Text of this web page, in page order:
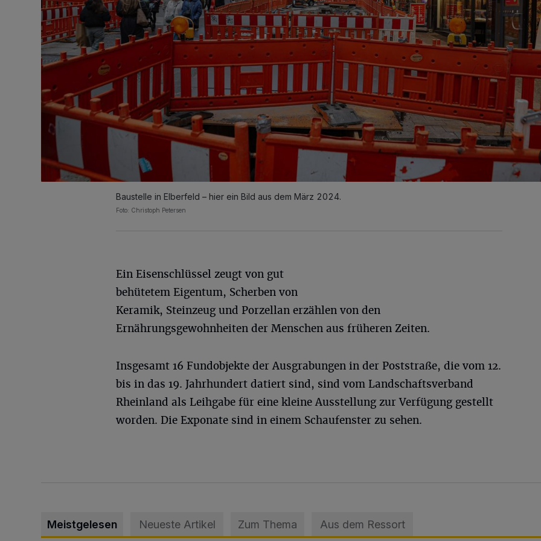
Baustelle in Elberfeld – hier ein Bild aus dem März 2024.
Foto: Christoph Petersen
Ein Eisenschlüssel zeugt von gut
behütetem Eigentum, Scherben von
Keramik, Steinzeug und Porzellan erzählen von den
Ernährungsgewohnheiten der Menschen aus früheren Zeiten.
Insgesamt 16 Fundobjekte der Ausgrabungen in der Poststraße, die vom 12.
bis in das 19. Jahrhundert datiert sind, sind vom Landschaftsverband
Rheinland als Leihgabe für eine kleine Ausstellung zur Verfügung gestellt
worden. Die Exponate sind in einem Schaufenster zu sehen.
Meistgelesen Neueste Artikel Zum Thema Aus dem Ressort